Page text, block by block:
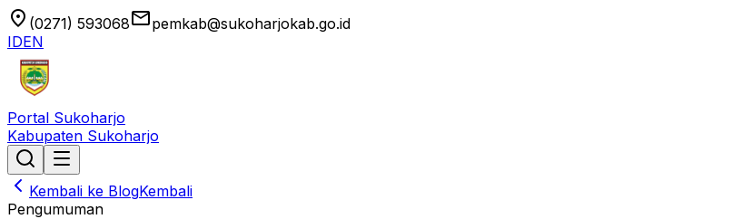
location_on (0271) 593068emailpemkab@sukoharjokab.go.id
IDEN
Portal Sukoharjo
Kabupaten Sukoharjo
Kembali ke BlogKembali
Pengumuman